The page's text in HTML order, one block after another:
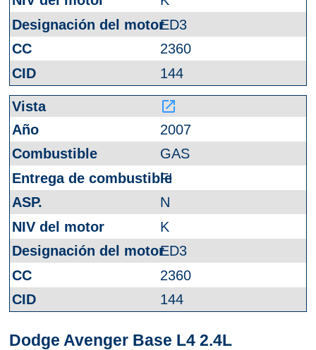
ED3
2360
144
launch
2007
GAS
FI
N
K
ED3
2360
144
Dodge Avenger Base L4 2.4L